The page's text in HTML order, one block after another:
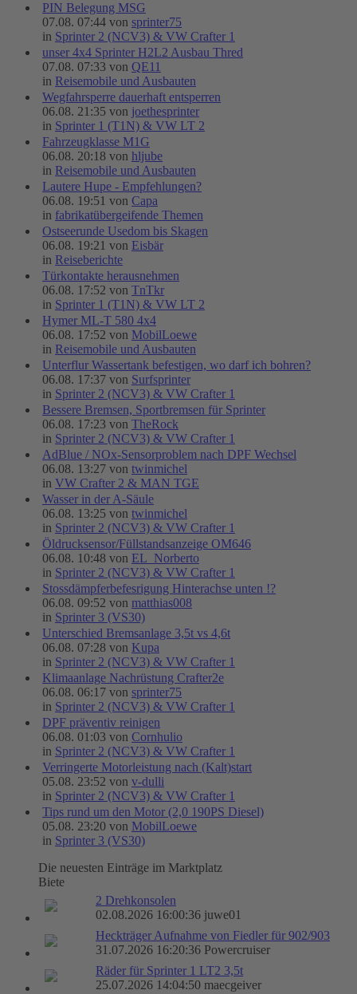
PIN Belegung MSG
07.08. 07:44 von sprinter75
in Sprinter 2 (NCV3) & VW Crafter 1
unser 4x4 Sprinter H2L2 Ausbau Thred
07.08. 07:33 von QE11
in Reisemobile und Ausbauten
Wegfahrsperre dauerhaft entsperren
06.08. 21:35 von joethesprinter
in Sprinter 1 (T1N) & VW LT 2
Fahrzeugklasse M1G
06.08. 20:18 von hljube
in Reisemobile und Ausbauten
Lautere Hupe - Empfehlungen?
06.08. 19:51 von Capa
in fabrikatübergeifende Themen
Ostseerunde Usedom bis Skagen
06.08. 19:21 von Eisbär
in Reiseberichte
Türkontakte herausnehmen
06.08. 17:52 von TnTkr
in Sprinter 1 (T1N) & VW LT 2
Hymer ML-T 580 4x4
06.08. 17:52 von MobilLoewe
in Reisemobile und Ausbauten
Unterflur Wassertank befestigen, wo darf ich bohren?
06.08. 17:37 von Surfsprinter
in Sprinter 2 (NCV3) & VW Crafter 1
Bessere Bremsen, Sportbremsen für Sprinter
06.08. 17:23 von TheRock
in Sprinter 2 (NCV3) & VW Crafter 1
AdBlue / NOx-Sensorproblem nach DPF Wechsel
06.08. 13:27 von twinmichel
in VW Crafter 2 & MAN TGE
Wasser in der A-Säule
06.08. 13:25 von twinmichel
in Sprinter 2 (NCV3) & VW Crafter 1
Öldrucksensor/Füllstandsanzeige OM646
06.08. 10:48 von EL_Norberto
in Sprinter 2 (NCV3) & VW Crafter 1
Stossdämpferbefesrigung Hinterachse unten !?
06.08. 09:52 von matthias008
in Sprinter 3 (VS30)
Unterschied Bremsanlage 3,5t vs 4,6t
06.08. 07:28 von Kupa
in Sprinter 2 (NCV3) & VW Crafter 1
Klimaanlage Nachrüstung Crafter2e
06.08. 06:17 von sprinter75
in Sprinter 2 (NCV3) & VW Crafter 1
DPF präventiv reinigen
06.08. 01:03 von Cornhulio
in Sprinter 2 (NCV3) & VW Crafter 1
Verringerte Motorleistung nach (Kalt)start
05.08. 23:52 von v-dulli
in Sprinter 2 (NCV3) & VW Crafter 1
Tips rund um den Motor (2,0 190PS Diesel)
05.08. 23:20 von MobilLoewe
in Sprinter 3 (VS30)
Die neuesten Einträge im Marktplatz
Biete
2 Drehkonsolen
02.08.2026 16:00:36 juwe01
Heckträger Aufnahme von Fiedler für 902/903
31.07.2026 16:20:36 Powercruiser
Räder für Sprinter 1 LT2 3,5t
25.07.2026 14:04:50 maecgeiver